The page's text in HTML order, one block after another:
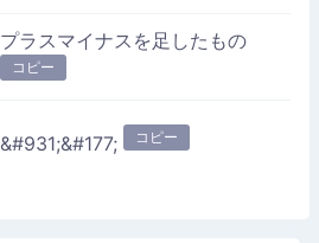
プラスマイナスを足したもの
コピー
&#931;&#177; コピー